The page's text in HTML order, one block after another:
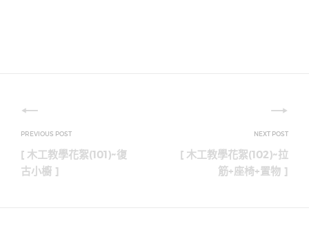
文
章
導
[ 木工教學花絮(101)~復
古小櫥 ]
[ 木工教學花絮(102)~拉
筋+座椅+置物 ]